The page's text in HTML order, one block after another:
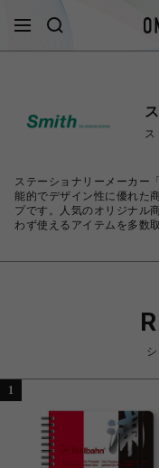
ス
ステーショナリーメーカー
能的でデザイン性に優れた
プです。人気のオリジナル
わず使えるアイテムを多数
1